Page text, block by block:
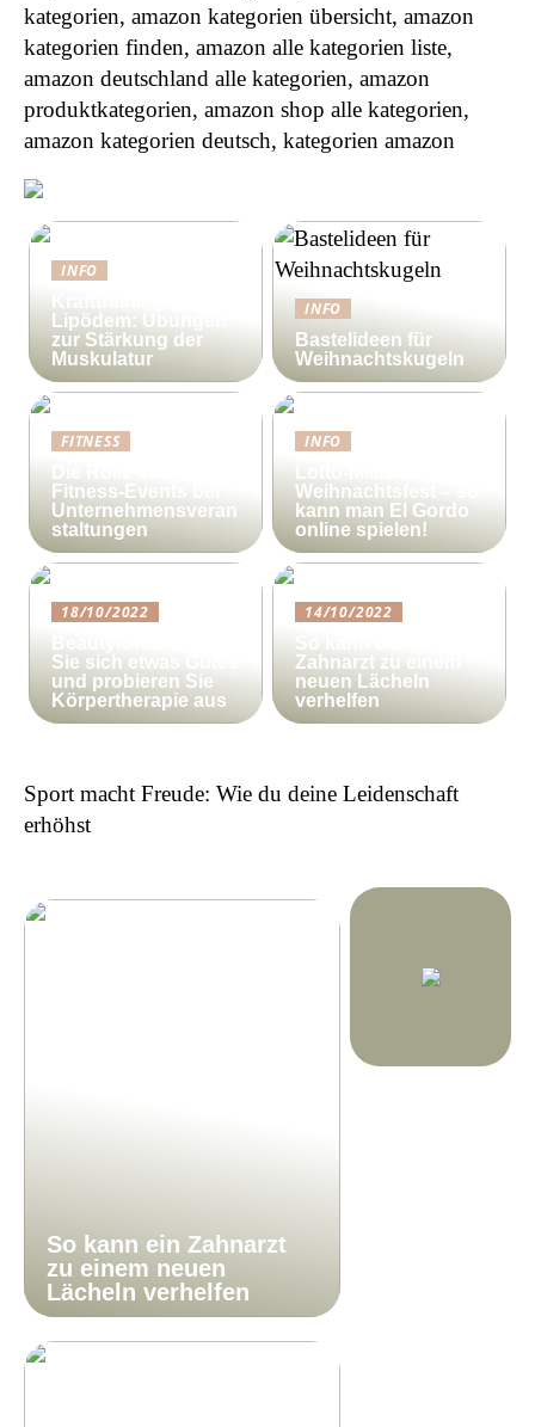
kategorien, amazon kategorien übersicht, amazon
kategorien finden, amazon alle kategorien liste,
amazon deutschland alle kategorien, amazon
produktkategorien, amazon shop alle kategorien,
amazon kategorien deutsch, kategorien amazon
INFO
Lipödem: Übungen
zur Stärkung der
Muskulatur
INFO
Bastelideen für
Weihnachtskugeln
FITNESS
Fitness-Events bei
Unternehmensveran
staltungen
INFO
Weihnachtsfest – so
kann man El Gordo
online spielen!
18/10/2022
Sie sich etwas Gutes
und probieren Sie
Körpertherapie aus
14/10/2022
Zahnarzt zu einem
neuen Lächeln
verhelfen
Sport macht Freude: Wie du deine Leidenschaft
erhöhst
So kann ein Zahnarzt
zu einem neuen
Lächeln verhelfen